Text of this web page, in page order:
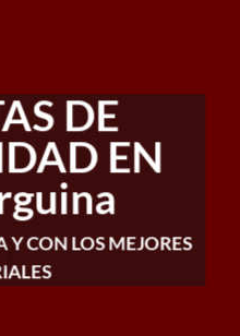
DE
EN
CON LOS MEJORES